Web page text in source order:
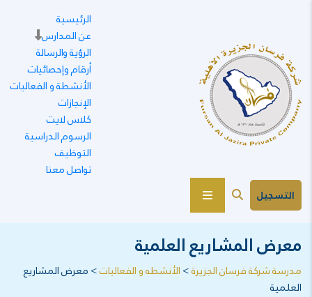
الرئيسية
عن المدارس
الرؤية والرسالة
أرقام وإحصائيات
الأنشطة و الفعاليات
الإنجازات
كلاس لايت
الرسوم الدراسية
التوظيف
تواصل معنا
التسجيل
معرض المشاريع العلمية
مدرسة شركة فرسان الجزيرة>الأنشطه و الفعاليات>معرض المشاريع
العلمية